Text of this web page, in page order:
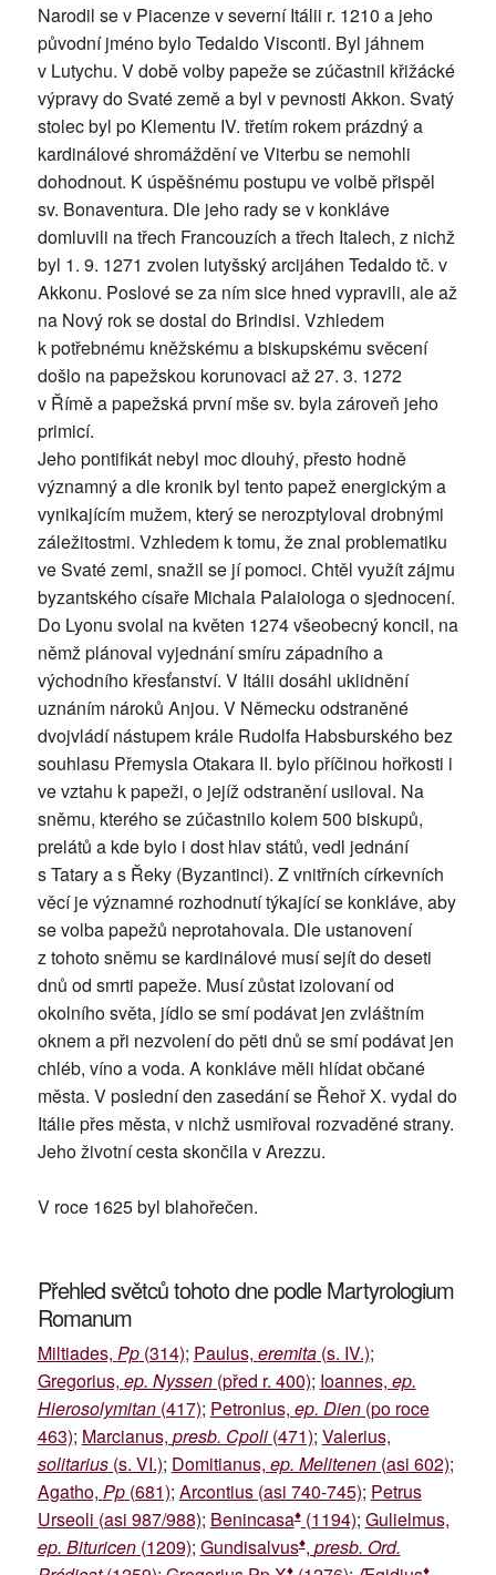
Narodil se v Piacenze v severní Itálii r. 1210 a jeho
původní jméno bylo Tedaldo Visconti. Byl jáhnem
v Lutychu. V době volby papeže se zúčastnil křižácké
výpravy do Svaté země a byl v pevnosti Akkon. Svatý
stolec byl po Klementu IV. třetím rokem prázdný a
kardinálové shromáždění ve Viterbu se nemohli
dohodnout. K úspěšnému postupu ve volbě přispěl
sv. Bonaventura. Dle jeho rady se v konkláve
domluvili na třech Francouzích a třech Italech, z nichž
byl 1. 9. 1271 zvolen lutyšský arcijáhen Tedaldo tč. v
Akkonu. Poslové se za ním sice hned vypravili, ale až
na Nový rok se dostal do Brindisi. Vzhledem
k potřebnému kněžskému a biskupskému svěcení
došlo na papežskou korunovaci až 27. 3. 1272
v Římě a papežská první mše sv. byla zároveň jeho
primicí.
Jeho pontifikát nebyl moc dlouhý, přesto hodně
významný a dle kronik byl tento papež energickým a
vynikajícím mužem, který se nerozptyloval drobnými
záležitostmi. Vzhledem k tomu, že znal problematiku
ve Svaté zemi, snažil se jí pomoci. Chtěl využít zájmu
byzantského císaře Michala Palaiologa o sjednocení.
Do Lyonu svolal na květen 1274 všeobecný koncil, na
němž plánoval vyjednání smíru západního a
východního křesťanství. V Itálii dosáhl uklidnění
uznáním nároků Anjou. V Německu odstraněné
dvojvládí nástupem krále Rudolfa Habsburského bez
souhlasu Přemysla Otakara II. bylo příčinou hořkosti i
ve vztahu k papeži, o jejíž odstranění usiloval. Na
sněmu, kterého se zúčastnilo kolem 500 biskupů,
prelátů a kde bylo i dost hlav států, vedl jednání
s Tatary a s Řeky (Byzantinci). Z vnitřních církevních
věcí je významné rozhodnutí týkající se konkláve, aby
se volba papežů neprotahovala. Dle ustanovení
z tohoto sněmu se kardinálové musí sejít do deseti
dnů od smrti papeže. Musí zůstat izolovaní od
okolního světa, jídlo se smí podávat jen zvláštním
oknem a při nezvolení do pěti dnů se smí podávat jen
chléb, víno a voda. A konkláve měli hlídat občané
města. V poslední den zasedání se Řehoř X. vydal do
Itálie přes města, v nichž usmiřoval rozvaděné strany.
Jeho životní cesta skončila v Arezzu.
V roce 1625 byl blahořečen.
Přehled světců tohoto dne podle Martyrologium
Romanum
Miltiades, Pp(314); Paulus, eremita(s. IV.);
Gregorius, ep. Nyssen(před r. 400); Ioannes, ep.
Hierosolymitan(417); Petronius, ep. Dien(po roce
463); Marcianus, presb. Cpoli(471); Valerius,
solitarius(s. VI.); Domitianus, ep. Melitenen(asi 602);
Agatho, Pp(681); Arcontius (asi 740-745); Petrus
Urseoli (asi 987/988); Benincasa♦(1194); Gulielmus,
ep. Bituricen(1209); Gundisalvus♦, presb. Ord.
♦ ♦